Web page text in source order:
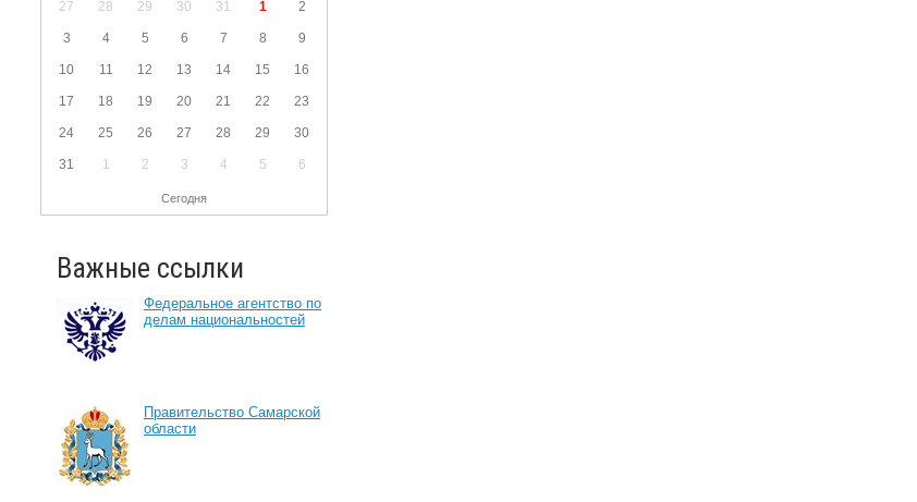
27 28 29 30 31 1 2
3 4 5 6 7 8 9
10 11 12 13 14 15 16
17 18 19 20 21 22 23
24 25 26 27 28 29 30
31 1 2 3 4 5 6
Сегодня
Важные ссылки
Федеральное агентство по
делам национальностей
Правительство Самарской
области